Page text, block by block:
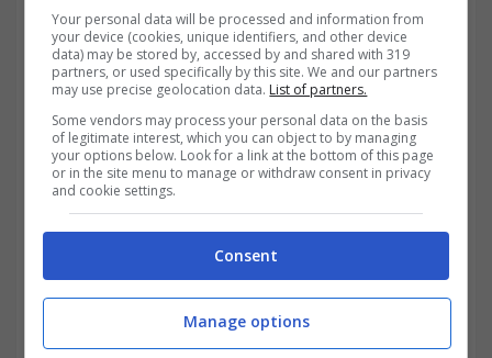
guerra e della tecnologia
Il trading online fonde infatti le esperienze e
le competenze di due settori principali: la
finanzae latelematica, ovvero il risultato
dell’unione tra informatica e
telecomunicazioni. Ma per arrivare alla
tecnologia dei nostri giorni ci sarà bisogno di
un lungo e travagliato percorso, che inizia a
svilupparsi concretamente con i primi
Your personal data will be processed and information from
your device (cookies, unique identifiers, and other device
data) may be stored by, accessed by and shared with 319
partners, or used specifically by this site. We and our partners
may use precise geolocation data. List of partners.
Some vendors may process your personal data on the basis
of legitimate interest, which you can object to by managing
your options below. Look for a link at the bottom of this page
or in the site menu to manage or withdraw consent in privacy
and cookie settings.
Consent
Manage options